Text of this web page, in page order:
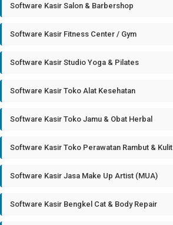
Software Kasir Salon & Barbershop
Software Kasir Fitness Center / Gym
Software Kasir Studio Yoga & Pilates
Software Kasir Toko Alat Kesehatan
Software Kasir Toko Jamu & Obat Herbal
Software Kasir Toko Perawatan Rambut & Kulit
Software Kasir Jasa Make Up Artist (MUA)
Software Kasir Bengkel Cat & Body Repair